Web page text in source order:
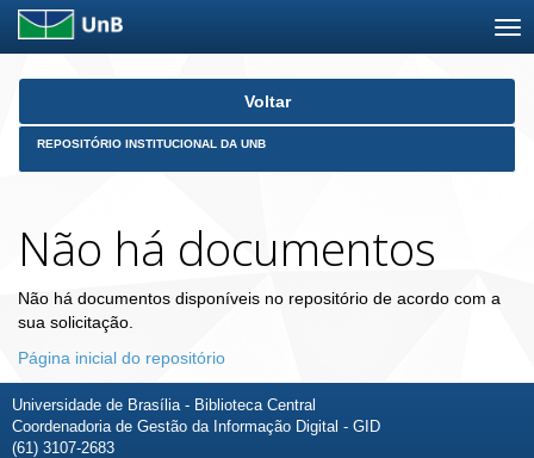
Skip
Voltar
REPOSITÓRIO INSTITUCIONAL DA UNB
Não há documentos
Não há documentos disponíveis no repositório de acordo com a
sua solicitação.
Página inicial do repositório
Universidade de Brasília - Biblioteca Central
Coordenadoria de Gestão da Informação Digital - GID
(61) 3107-2683